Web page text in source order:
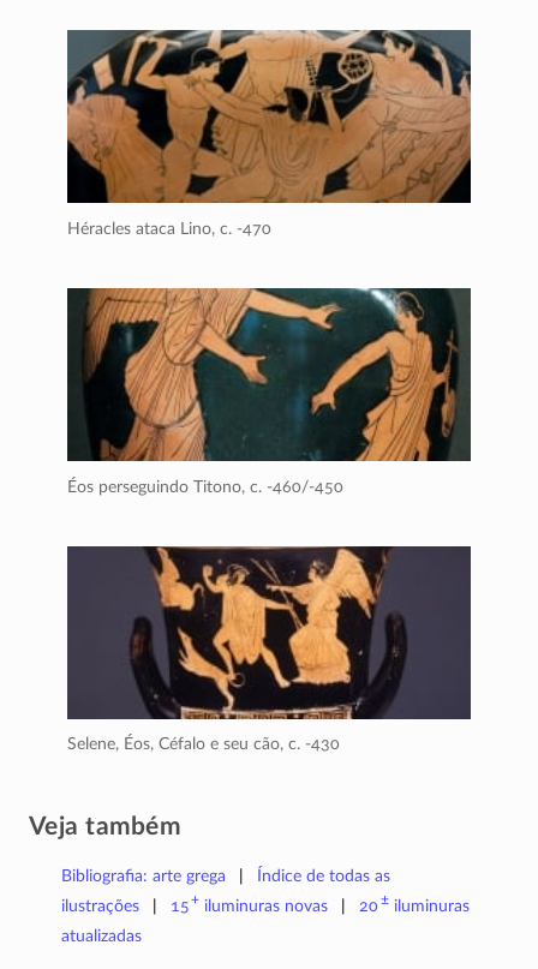
Héracles ataca Lino, c. -470
Éos perseguindo Titono, c. -460/-450
Selene, Éos, Céfalo e seu cão, c. -430
Veja também
Bibliografia: arte grega
Índice de todas as
ilustrações
15+ iluminuras novas 20±iluminuras
atualizadas